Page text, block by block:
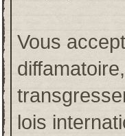
Vous
lois